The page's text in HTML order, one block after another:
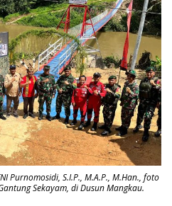
Purnomosidi, S.I.P., M.A.P., M.Han., foto
Sekayam, di Dusun Mangkau.